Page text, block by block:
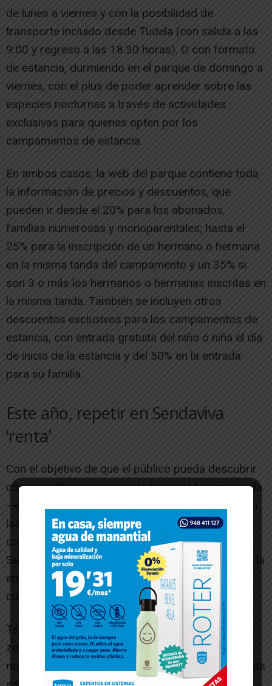
de lunes a viernes y con la posibilidad de
transporte incluido desde Tudela (con salida a las
9:00 y regreso a las 18:30 horas). O con formato
de estancia, durmiendo en el parque de domingo a
viernes, con el plus de poder aprender sobre las
especies nocturnas a través de actividades
exclusivas para quienes opten por los
campamentos de estancia.
En ambos casos, la web del parque contiene toda
la información de precios y descuentos, que
pueden ir desde el 20% para los abonados,
familias numerosas y monoparentales; hasta el
25% para la inscripción de un hermano o hermana
en la misma tanda del campamento y un 35% si
son 3 o más los hermanos o hermanas inscritas en
la misma tanda. También se incluyen otros
descuentos exclusivos para los campamentos de
estancia, con entrada gratuita del niño o niña el día
de inicio de la estancia y del 50% en la entrada
para su familia.
Este año, repetir en Sendaviva
‘renta’
Con el objetivo de que el público pueda descubrir
cómo cambia el parque a lo largo de la temporada
—en primavera durante la apertura, en verano con
las atracciones de agua, y a partir de septiembre
con la tematización especial en Halloween—,
Sendaviva ha lanzado una promoción del 50% en la
entrada para realizar una segunda visita en
cualquier momento de la temporada.
Temporada en la que se ha estrenado la nueva
zona de la granja y en la que se esperan más
novedades que se irán anunciando en las próximas